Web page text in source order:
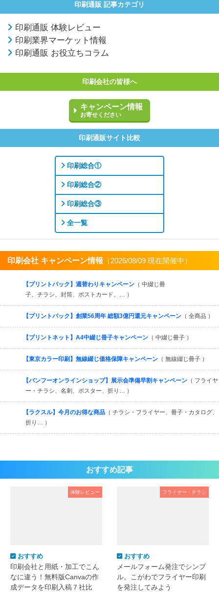
印刷通販 記事カテゴリ
印刷通販 体験レビュー
印刷業界マーケット情報
印刷通販 お役立ちコラム
印刷会社の皆様へ
キャンペーン情報
お寄せください
印刷通販サイト比較
印刷総合①
印刷総合②
印刷総合③
全一覧
印刷会社 キャンペーン情報 （2026/08/09 現在開催中）
【プリントパック】週替わりキャンペーン （ 中綴じ冊
子、チラシ、封筒、ポストカード、… ）
【プリントパック】創業56周年 総額3億円還元キャンペーン （ 全商品 ）
【プリントネット】A4中綴じ冊子キャンペーン （ 中綴じ冊子 ）
【東京カラー印刷】無線綴じ価格保障キャンペーン （ 無線綴じ冊子 ）
【バンフーオンラインショップ】展示会準備早割キャンペーン （ フライヤ
ー・チラシ、名刺、ポスター、折り… ）
【ラクスル】今月のお得な商品 （ チラシ・フライヤー、冊子・カタログ、
折り… ）
おすすめ記事
体験レビュー
おすすめ
印刷会社と用紙・加工でこん
なに違う！無料版Canvaの作
成データを印刷入稿７社比
フライヤー・チラシ
おすすめ
メールフォーム発注でシンプ
ル。こがわでフライヤー印刷
を発注してみよう